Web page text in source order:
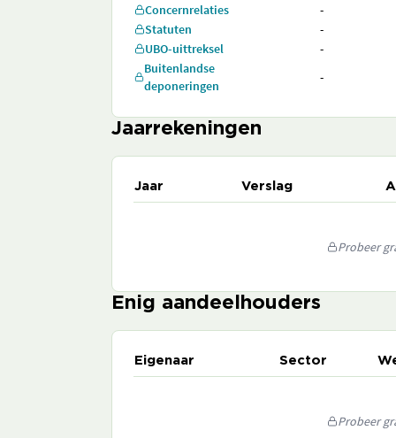
Concernrelaties
-
Statuten
-
UBO-uittreksel
-
Buitenlandse
deponeringen
-
Jaarrekeningen
Jaar Verslag
Probeer
Enig aandeelhouders
Eigenaar Sector
Probeer